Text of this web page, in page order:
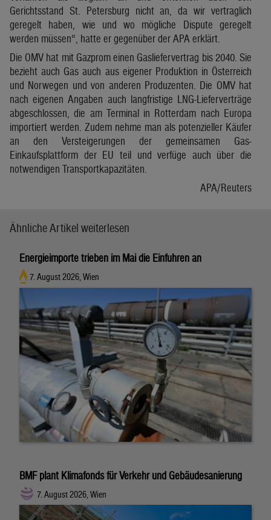
Gerichtsstand St. Petersburg nicht an, da wir vertraglich
geregelt haben, wie und wo mögliche Dispute geregelt
werden müssen“, hatte er gegenüber der APA erklärt.
Die OMV hat mit Gazprom einen Gasliefervertrag bis 2040. Sie
bezieht auch Gas auch aus eigener Produktion in Österreich
und Norwegen und von anderen Produzenten. Die OMV hat
nach eigenen Angaben auch langfristige LNG-Lieferverträge
abgeschlossen, die am Terminal in Rotterdam nach Europa
importiert werden. Zudem nehme man als potenzieller Käufer
an den Versteigerungen der gemeinsamen Gas-
Einkaufsplattform der EU teil und verfüge auch über die
notwendigen Transportkapazitäten.
APA/Reuters
Ähnliche Artikel weiterlesen
Energieimporte trieben im Mai die Einfuhren an
7. August 2026, Wien
BMF plant Klimafonds für Verkehr und Gebäudesanierung
7. August 2026, Wien